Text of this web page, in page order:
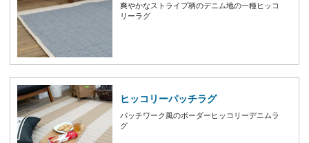
爽やかなストライプ柄のデニム地の一種ヒッコ
リーラグ
ヒッコリーパッチラグ
パッチワーク風のボーダーヒッコリーデニムラ
グ